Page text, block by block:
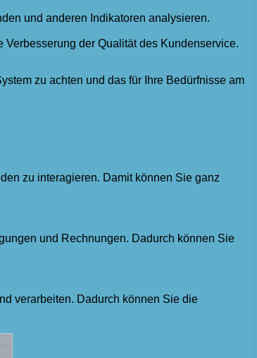
und anderen Indikatoren analysieren.
der Qualität des Kundenservice.
zu achten und das für Ihre Bedürfnisse am
zu interagieren. Damit können Sie ganz
und Rechnungen. Dadurch können Sie
verarbeiten. Dadurch können Sie die